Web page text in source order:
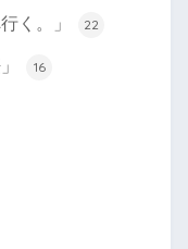
く。」 22
16